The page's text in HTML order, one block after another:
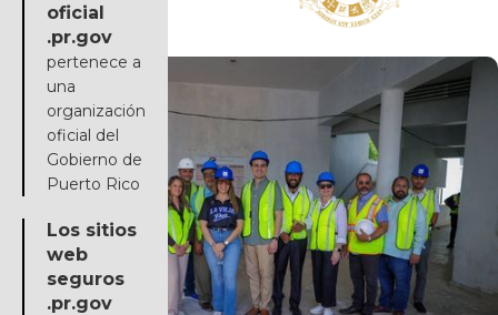
oficial
.pr.gov
pertenece a
una
organización
oficial del
Gobierno de
Puerto Rico
Los sitios
web
seguros
.pr.gov